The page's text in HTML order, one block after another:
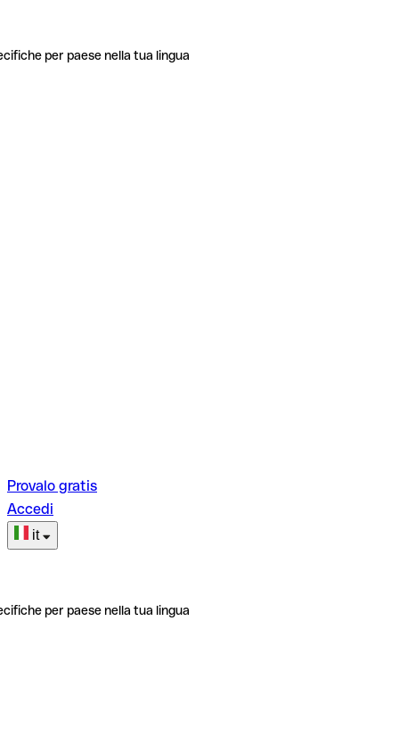
per paese nella tua lingua
Provalo gratis
Accedi
it
per paese nella tua lingua